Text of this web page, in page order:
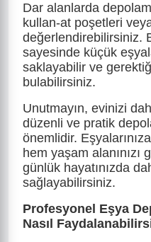
Dar alanlarda
kullan-at poşetleri
değerlendirebilirsiniz.
sayesinde küçük
saklayabilir ve
bulabilirsiniz.
Unutmayın, evinizi
düzenli ve pratik
önemlidir.
hem yaşam
günlük hayatınızda
sağlayabilirsiniz.
Profesyonel Eşya
Nasıl